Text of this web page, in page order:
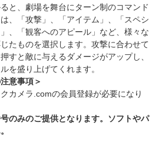
と、劇場を舞台にターン制のコマンド
、「攻撃」、「アイテム」、「スペシ
、「観客へのアピール」など、様々な
たものを選択します。攻撃に合わせて
すと敵に与えるダメージがアップし、
を盛り上げてくれます。
意事項＞
カメラ.comの会員登録が必要になり
のみのご提供となります。ソフトやパ